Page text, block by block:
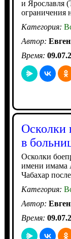
и Ярославля
ограничения
Категория:
Автор:
Время:
Осколки
в
Осколки
имени имама
Чабахар
Категория:
Автор:
Время: